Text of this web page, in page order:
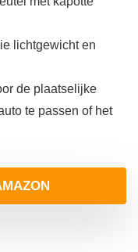
lichtgewicht en
de plaatselijke
te passen of het